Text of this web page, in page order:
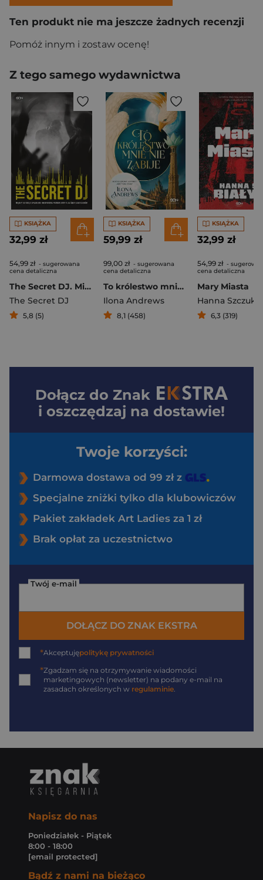
Ten produkt nie ma jeszcze żadnych recenzji
Pomóż innym i zostaw ocenę!
Z tego samego wydawnictwa
KSIĄŻKA
32,99 zł
54,99 zł - sugerowana
cena detaliczna
The Secret DJ. Między euforią a upadkiem. Niewygodna prawda ukryta za światłami klubów
The Secret DJ
5,8 (5)
KSIĄŻKA
59,99 zł
99,00 zł - sugerowana
cena detaliczna
To królestwo mnie nie zabije
Ilona Andrews
8,1 (458)
KSIĄŻKA
32,99 zł
54,99 zł -
cena detaliczna
Mary Miasta
6,3 (319)
Dołącz do Znak
i oszczędzaj na dostawie!
Twoje korzyści:
Darmowa dostawa od 99 zł z
Specjalne zniżki tylko dla klubowiczów
Pakiet zakładek Art Ladies za 1 zł
Brak opłat za uczestnictwo
Twój e-mail
DOŁĄCZ DO ZNAK EKSTRA
*Akceptujępolitykę prywatności
*Zgadzam się na otrzymywanie wiadomości
marketingowych (newsletter) na podany e-mail na
zasadach określonych w regulaminie
Napisz do nas
Poniedziałek - Piątek
8:00 - 18:00
[email protected]
Bądź z nami na bieżąco